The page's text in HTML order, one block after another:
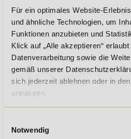
Für ein optimales Website-
und ähnliche Technologien, um
Funktionen anzubieten und
Klick auf „Alle akzeptieren“
Datenverarbeitung sowie die
gemäß unserer
sich jederzeit ablehnen oder in
anpassen.
Notwendig
Existiert ein Handbuch zur
Gibt es Beratung und Hilfe
Gibt es Service-Leistungen
Werbung, PR-Maßnahmen,
Der Finanzplan
Stimmt das Zahlenwerk?
Was werde ich verdienen?
Wie hoch ist mein
Sind alle Kosten
Sind Einstiegs-Gebühr